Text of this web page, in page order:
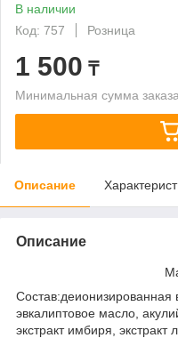
В наличии
Код: 757
Розница
1 500 ₸
Минимальная сумма
Описание
Описание
Состав:деионизированная
эвкалиптовое масло,
экстракт имбиря, экстракт